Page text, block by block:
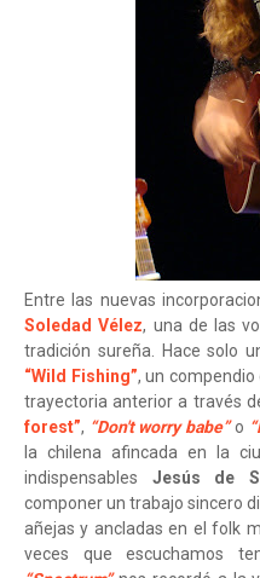
Entre las nuevas
Soledad Vélez, una de las
tradición sureña. Hace solo
“Wild Fishing”, un
trayectoria anterior a través
forest”, “Don't worry babe”o
la chilena afincada en la
indispensables Jesús de
componer un trabajo sincero
añejas y ancladas en el folk
veces que escuchamos